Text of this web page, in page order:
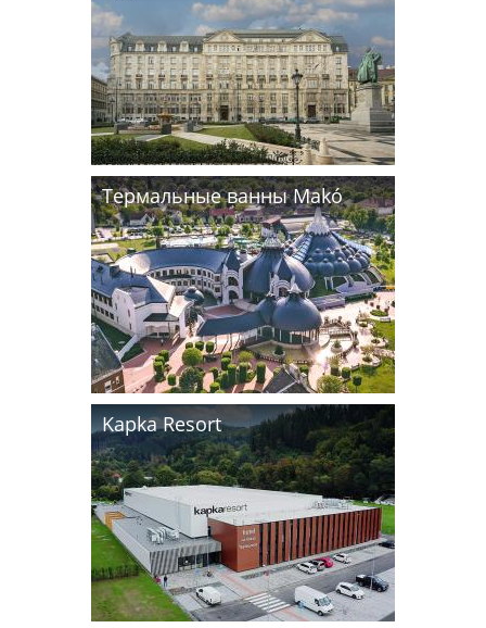
Термальные ванны Makó
Kapka Resort